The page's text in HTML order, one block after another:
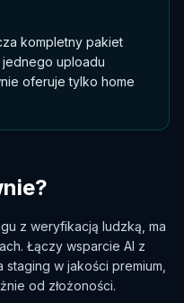
kompletny pakiet
uploadu
oferuje tylko home
z weryfikacją ludzką, ma
Łączy wsparcie AI z
w jakości premium,
od złożoności.